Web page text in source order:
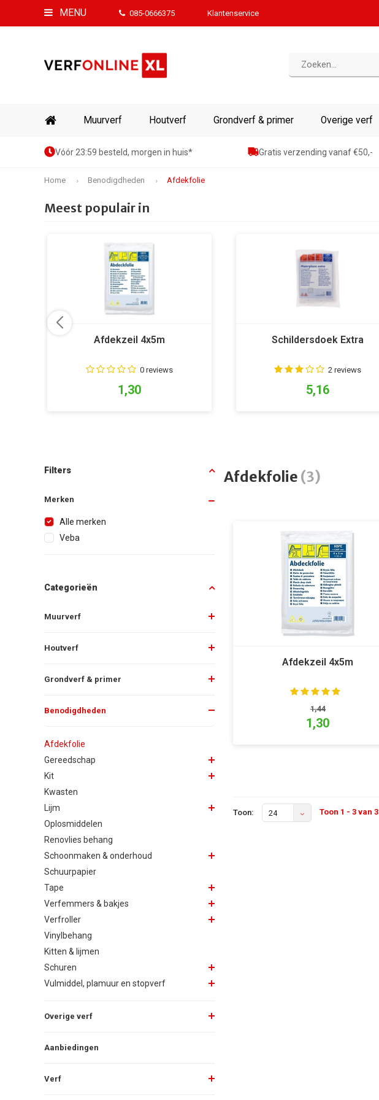
MENU 085-0666375 Klantenservice
Muurverf Houtverf Grondverf & primer Overige verf
Vóór 23:59 besteld, morgen in huis* Gratis verzending vanaf €50,-
Home Benodigdheden Afdekfolie
Meest populair in
Afdekzeil 4x5m
0 reviews
1,30
Schildersdoek Extra
2 reviews
5,16
Filters
Merken
Alle merken
Veba
Categorieën
Muurverf
Houtverf
Grondverf & primer
Benodigdheden
Afdekfolie
Gereedschap
Kit
Kwasten
Lijm
Oplosmiddelen
Renovlies behang
Schoonmaken & onderhoud
Schuurpapier
Tape
Verfemmers & bakjes
Verfroller
Vinylbehang
Kitten & lijmen
Schuren
Vulmiddel, plamuur en stopverf
Overige verf
Aanbiedingen
Verf
Afdekfolie (3)
Afdekzeil 4x5m
1,44
1,30
Toon: 24 Toon 1 - 3 van 3